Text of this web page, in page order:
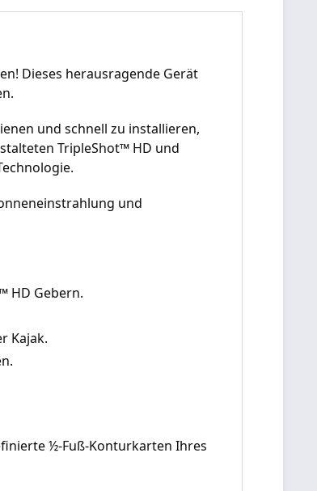
Dieses herausragende Gerät
und schnell zu installieren,
TripleShot™ HD und
und
HD Gebern.
Kajak.
½-Fuß-Konturkarten Ihres